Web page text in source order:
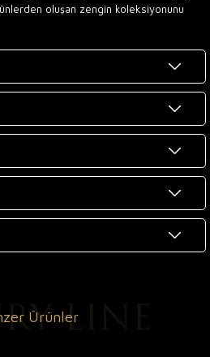
oluşan zengin koleksiyonunu
Ürünler